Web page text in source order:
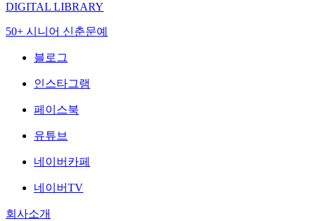
DIGITAL LIBRARY
50+ 시니어 신춘문예
블로그
인스타그램
페이스북
유튜브
네이버카페
네이버TV
회사소개